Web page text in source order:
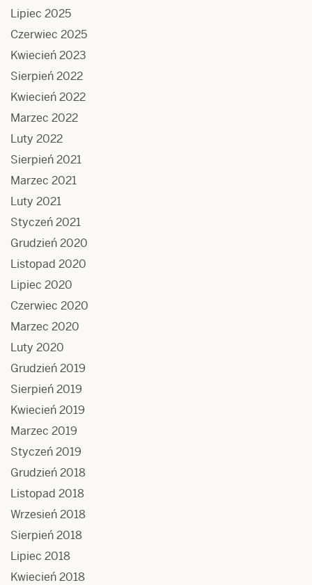
Lipiec 2025
Czerwiec 2025
Kwiecień 2023
Sierpień 2022
Kwiecień 2022
Marzec 2022
Luty 2022
Sierpień 2021
Marzec 2021
Luty 2021
Styczeń 2021
Grudzień 2020
Listopad 2020
Lipiec 2020
Czerwiec 2020
Marzec 2020
Luty 2020
Grudzień 2019
Sierpień 2019
Kwiecień 2019
Marzec 2019
Styczeń 2019
Grudzień 2018
Listopad 2018
Wrzesień 2018
Sierpień 2018
Lipiec 2018
Kwiecień 2018